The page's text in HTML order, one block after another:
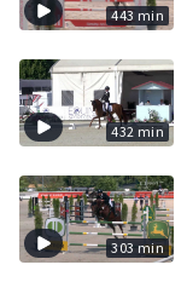
443 min
432 min
303 min